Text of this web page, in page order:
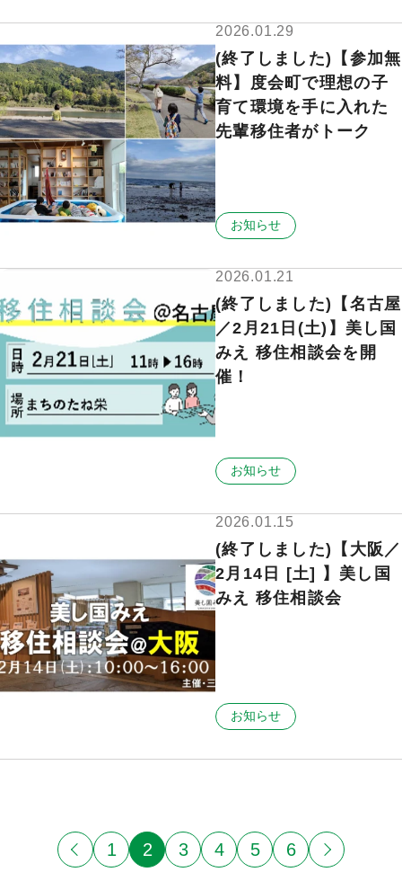
2026.01.29
(終了しました)【参加無
料】度会町で理想の子
育て環境を手に入れた
先輩移住者がトーク
お知らせ
2026.01.21
(終了しました)【名古屋
／2月21日(土)】美し国
みえ 移住相談会を開
催！
お知らせ
2026.01.15
(終了しました)【大阪／
2月14日 [土] 】美し国
みえ 移住相談会
お知らせ
1 2 3 4 5 6